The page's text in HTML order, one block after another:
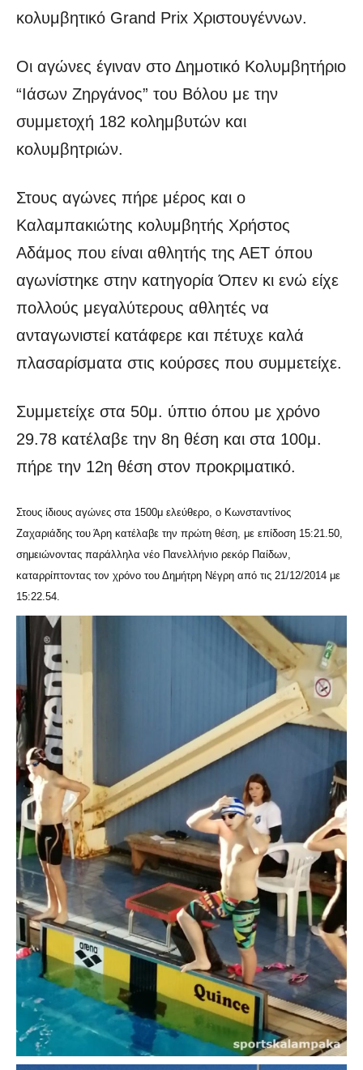
κολυμβητικό Grand Prix Χριστουγέννων.
Οι αγώνες έγιναν στο Δημοτικό Κολυμβητήριο
“Ιάσων Ζηργάνος” του Βόλου με την
συμμετοχή 182 κολημβυτών και
κολυμβητριών.
Στους αγώνες πήρε μέρος και ο
Καλαμπακιώτης κολυμβητής Χρήστος
Αδάμος που είναι αθλητής της ΑΕΤ όπου
αγωνίστηκε στην κατηγορία Όπεν κι ενώ είχε
πολλούς μεγαλύτερους αθλητές να
ανταγωνιστεί κατάφερε και πέτυχε καλά
πλασαρίσματα στις κούρσες που συμμετείχε.
Συμμετείχε στα 50μ. ύπτιο όπου με χρόνο
29.78 κατέλαβε την 8η θέση και στα 100μ.
πήρε την 12η θέση στον προκριματικό.
Στους ίδιους αγώνες στα 1500μ ελεύθερο, ο Κωνσταντίνος
Ζαχαριάδης του Άρη κατέλαβε την πρώτη θέση, με επίδοση 15:21.50,
σημειώνοντας παράλληλα νέο Πανελλήνιο ρεκόρ Παίδων,
καταρρίπτοντας τον χρόνο του Δημήτρη Νέγρη από τις 21/12/2014 με
15:22.54.